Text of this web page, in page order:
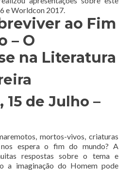
e Worldcon 2017.
ao Fim
– O
na Literatura
de Julho –
mortos-vivos, criaturas
espera o fim do mundo? A
respostas sobre o tema e
a imaginação do Homem pode